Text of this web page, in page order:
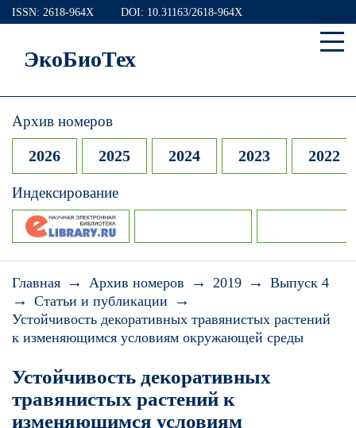
ISSN: 2618-964X DOI: 10.31163/2618-964X
ЭкоБиоТех
Архив номеров
2026 2025 2024 2023 2022
Индексирование
Главная → Архив номеров → 2019 → Выпуск 4
→ Статьи и публикации →
Устойчивость декоративных травянистых растений
к изменяющимся условиям окружающей среды
Устойчивость декоративных
травянистых растений к
изменяющимся условиям